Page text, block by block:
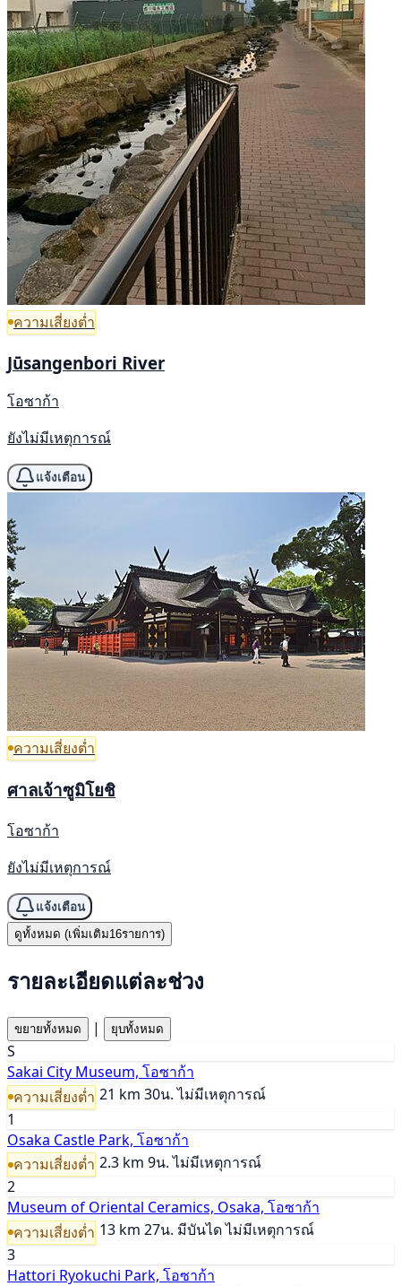
ความเสี่ยงต่ำ
Jūsangenbori River
โอซาก้า
ยังไม่มีเหตุการณ์
แจ้งเตือน
ความเสี่ยงต่ำ
ศาลเจ้าซูมิโยชิ
โอซาก้า
ยังไม่มีเหตุการณ์
แจ้งเตือน
ดูทั้งหมด (เพิ่มเติม16รายการ)
รายละเอียดแต่ละช่วง
ขยายทั้งหมด | ยุบทั้งหมด
S
Sakai City Museum, โอซาก้า
ความเสี่ยงต่ำ 21 km 30น. ไม่มีเหตุการณ์
1
Osaka Castle Park, โอซาก้า
ความเสี่ยงต่ำ 2.3 km 9น. ไม่มีเหตุการณ์
2
Museum of Oriental Ceramics, Osaka, โอซาก้า
ความเสี่ยงต่ำ 13 km 27น. มีบันไดไม่มีเหตุการณ์
3
Hattori Ryokuchi Park, โอซาก้า